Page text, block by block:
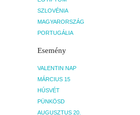
SZLOVÉNIA
MAGYARORSZÁG
PORTUGÁLIA
Esemény
VALENTIN NAP
MÁRCIUS 15
HÚSVÉT
PÜNKÖSD
AUGUSZTUS 20.